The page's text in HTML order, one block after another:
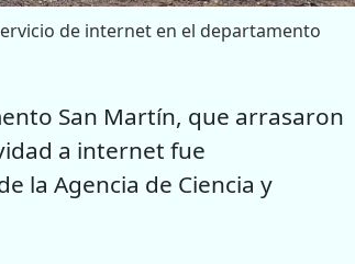
de internet en el departamento
San Martín, que arrasaron
a internet fue
la Agencia de Ciencia y